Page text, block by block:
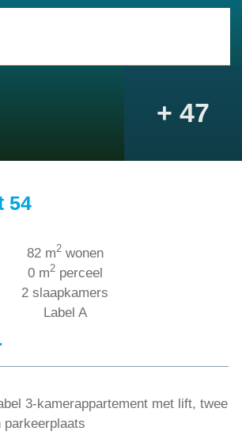
+ 47
54
82 m2wonen
0 m2perceel
2 slaapkamers
Label A
3-kamerappartement met lift, twee
parkeerplaats